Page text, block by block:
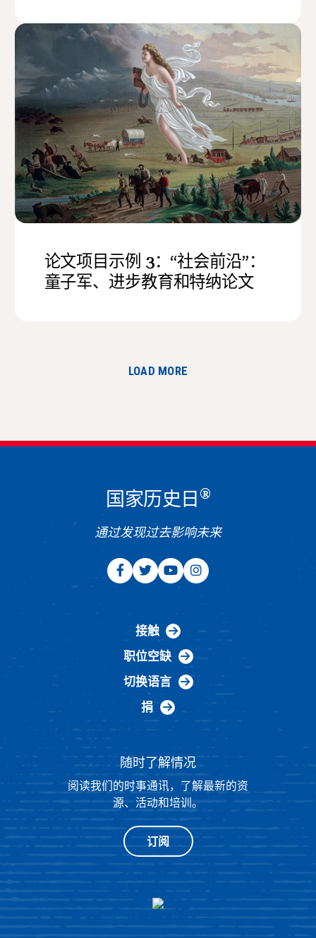
论文项目示例 3：“社会前沿”：
童子军、进步教育和特纳论文
LOAD MORE
国家历史日 ®
通过发现过去影响未来
接触
职位空缺
切换语言
捐
随时了解情况
阅读我们的时事通讯，了解最新的资
源、活动和培训。
订阅